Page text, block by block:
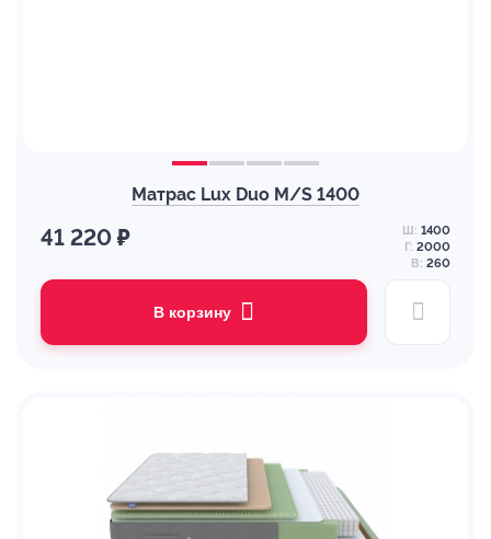
Матрас Lux Duo M/S 1400
41 220 ₽ Ш: 1400
Г: 2000
В: 260
В корзину